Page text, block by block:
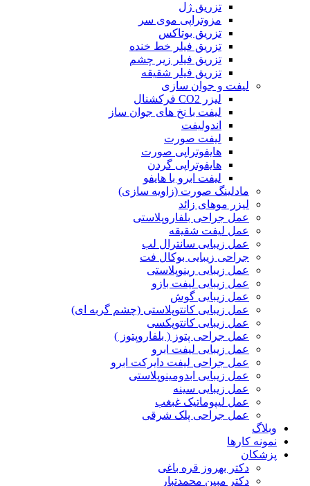
تزریق ژل
مزوتراپی موی سر
تزریق بوتاکس
تزریق فیلر خط خنده
تزریق فیلر زیر چشم
تزریق فیلر شقیقه
لیفت و جوان سازی
لیزر CO2 فرکشنال
لیفت با نخ های جوان ساز
اندولیفت
لیفت صورت
هایفوتراپی صورت
هایفوتراپی گردن
لیفت ابرو با هایفو
مادلینگ صورت (زاویه سازی)
لیزر موهای زائد
عمل جراحی بلفاروپلاستی
عمل لیفت شقیقه
عمل زیبایی سانترال لب
جراحی زیبایی بوکال فت
عمل زیبایی رینوپلاستی
عمل زیبایی لیفت بازو
عمل زیبایی گوش
عمل زیبایی کانتوپلاستی (چشم گربه ای)
عمل زیبایی کانتوپکسی
عمل جراحی پتوز ( بلفاروپتوز )
عمل زیبایی لیفت ابرو
عمل جراحی لیفت دایرکت ابرو
عمل زیبایی ابدومینوپلاستی
عمل زیبایی سینه
عمل لیپوماتیک غبغب
عمل جراحی پلک شرقی
وبلاگ
نمونه کارها
پزشکان
دکتر بهروز قره باغی
دکتر مبین محمدتبار